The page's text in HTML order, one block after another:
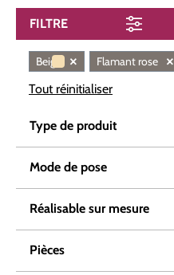
FILTRE
Beige × Flamant rose ×
Tout réinitialiser
Type de produit
Mode de pose
Réalisable sur mesure
Pièces